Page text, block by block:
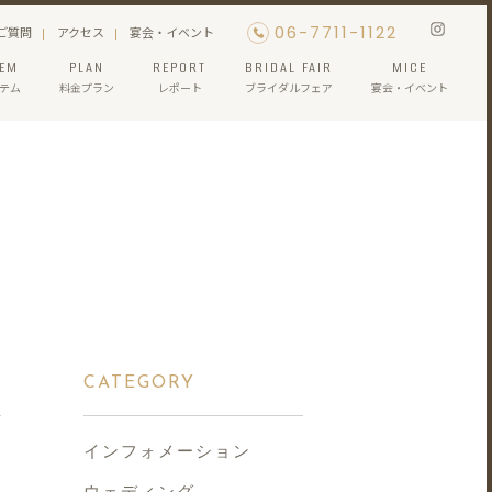
ム
PLAN
料金プラン
REPORT
レポート
BRIDAL FAIR
ブライダルフェア
MICE
宴会・イベント
質問 アクセス 宴会・イベント 06-7711-1122
CATEGORY
インフォメーション